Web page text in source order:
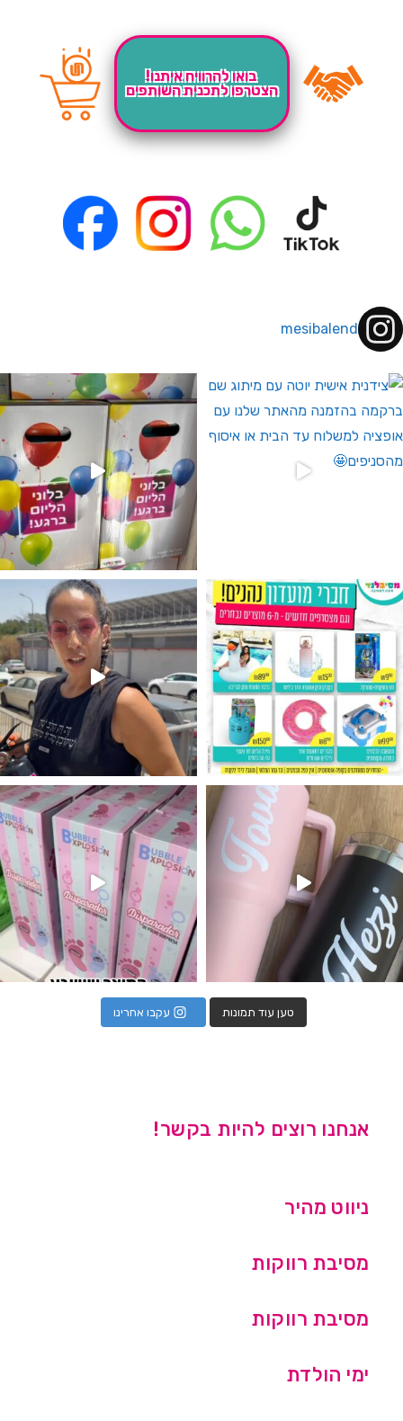
בואו להרוויח איתנו!
הצטרפו לתכנית השותפים
mesibalend
לחברי מועדון ומצטרפים חדשים🤍
מין העובר רק במסיבלנד !! קיים
מטף לגילוי מין העובר חזר למלא
טען עוד תמונות עקבו אחרינו
אנחנו רוצים להיות בקשר!
ניווט מהיר
מסיבת רווקות
מסיבת רווקות
ימי הולדת